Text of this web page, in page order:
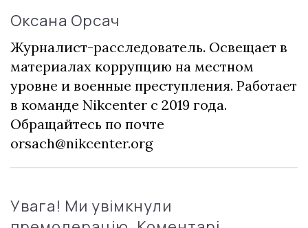
Оксана Орсач
Журналист-расследователь. Освещает в
материалах коррупцию на местном
уровне и военные преступления. Работает
в команде Nikcenter с 2019 года.
Обращайтесь по почте
orsach@nikcenter.org
Увага! Ми увімкнули